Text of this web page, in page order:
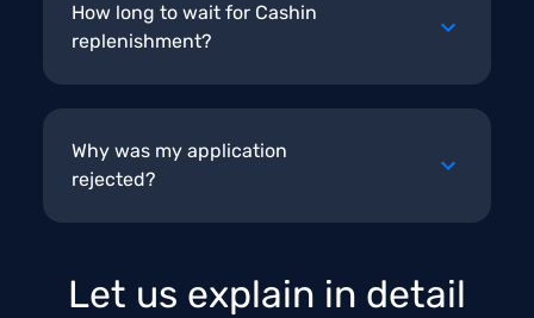
Let us explain in detail
How long to wait for Cashin
replenishment?
Why was my application
rejected?